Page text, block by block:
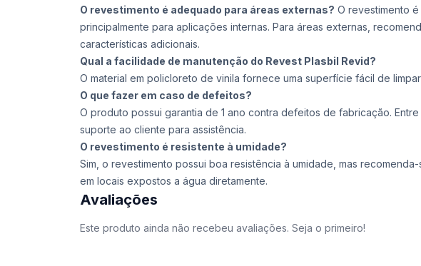
O revestimento é adequado para áreas externas? O revestimento
principalmente para aplicações internas. Para áreas externas,
características adicionais.
Qual a facilidade de manutenção do Revest Plasbil Revid?
O material em policloreto de vinila fornece uma superfície fácil de
O que fazer em caso de defeitos?
O produto possui garantia de 1 ano contra defeitos de fabricação.
suporte ao cliente para assistência.
O revestimento é resistente à umidade?
Sim, o revestimento possui boa resistência à umidade, mas
em locais expostos a água diretamente.
Avaliações
Este produto ainda não recebeu avaliações. Seja o primeiro!